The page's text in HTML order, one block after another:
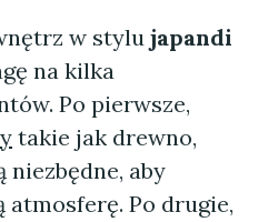
w stylu japandi
na kilka
Po pierwsze,
takie jak drewno,
niezbędne, aby
Po drugie,